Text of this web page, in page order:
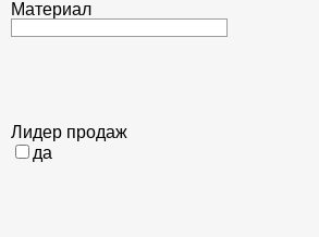
Материал
Лидер продаж
да